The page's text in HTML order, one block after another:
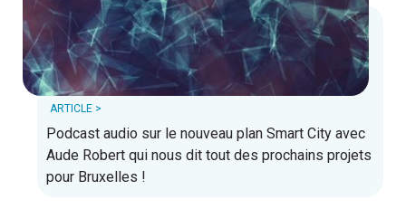
ARTICLE >
Podcast audio sur le nouveau plan Smart City avec
Aude Robert qui nous dit tout des prochains projets
pour Bruxelles !